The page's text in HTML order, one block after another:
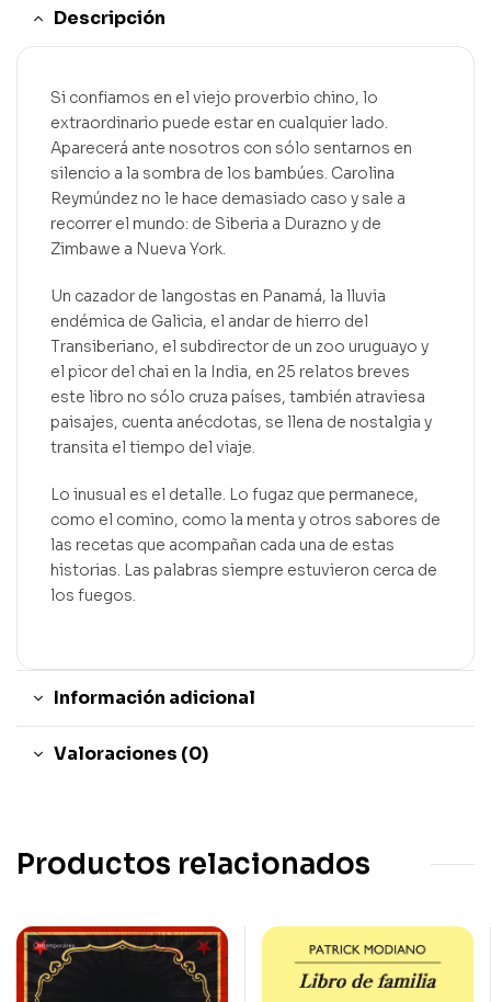
Descripción
Si confiamos en el viejo proverbio chino, lo
extraordinario puede estar en cualquier lado.
Aparecerá ante nosotros con sólo sentarnos en
silencio a la sombra de los bambúes. Carolina
Reymúndez no le hace demasiado caso y sale a
recorrer el mundo: de Siberia a Durazno y de
Zimbawe a Nueva York.
Un cazador de langostas en Panamá, la lluvia
endémica de Galicia, el andar de hierro del
Transiberiano, el subdirector de un zoo uruguayo y
el picor del chai en la India, en 25 relatos breves
este libro no sólo cruza países, también atraviesa
paisajes, cuenta anécdotas, se llena de nostalgia y
transita el tiempo del viaje.
Lo inusual es el detalle. Lo fugaz que permanece,
como el comino, como la menta y otros sabores de
las recetas que acompañan cada una de estas
historias. Las palabras siempre estuvieron cerca de
los fuegos.
Información adicional
Valoraciones (0)
Productos relacionados